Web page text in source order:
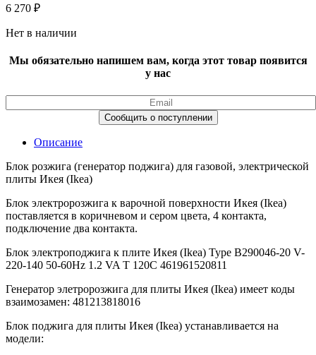
6 270 ₽
Нет в наличии
Мы обязательно напишем вам, когда этот товар появится
у нас
Описание
Блок розжига (генератор поджига) для газовой, электрической
плиты Икея (Ikea)
Блок электророзжига к варочной поверхности Икея (Ikea)
поставляется в коричневом и сером цвета, 4 контакта,
подключение два контакта.
Блок электроподжига к плите Икея (Ikea) Type B290046-20 V-
220-140 50-60Hz 1.2 VA T 120C 461961520811
Генератор элетророзжига для плиты Икея (Ikea) имеет коды
взаимозамен: 481213818016
Блок поджига для плиты Икея (Ikea) устанавливается на
модели: